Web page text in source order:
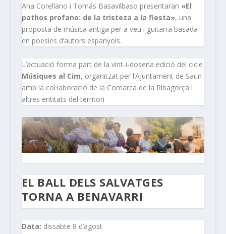
Ana Corellano i Tomás Basavilbaso presentaran «El
pathos profano: de la tristeza a la fiesta», una
proposta de música antiga per a veu i guitarra basada
en poesies d’autors espanyols.
L’actuació forma part de la vint-i-dosena edició del cicle
Músiques al Cim, organitzat per l’Ajuntament de Saün
amb la col·laboració de la Comarca de la Ribagorça i
altres entitats del territori
EL BALL DELS SALVATGES
TORNA A BENAVARRI
Data: dissabte 8 d’agost